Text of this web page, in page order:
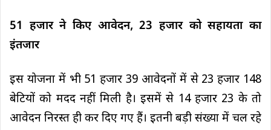
51 हजार ने किए आवेदन, 23 हजार को सहायता का
इंतजार
इस योजना में भी 51 हजार 39 आवेदनों में से 23 हजार 148
बेटियों को मदद नहीं मिली है। इसमें से 14 हजार 23 के तो
आवेदन निरस्त ही कर दिए गए हैं। इतनी बड़ी संख्या में चल रहे